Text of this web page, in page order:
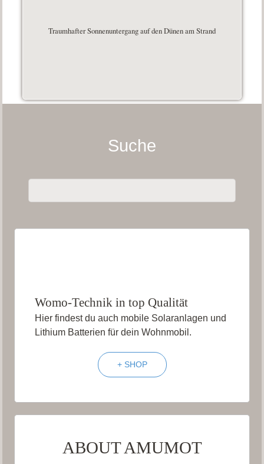
Traumhafter Sonnenuntergang auf den Dünen am Strand
Suche
Womo-Technik in top Qualität
Hier findest du auch mobile Solaranlagen und
Lithium Batterien für dein Wohnmobil.
+ SHOP
ABOUT AMUMOT